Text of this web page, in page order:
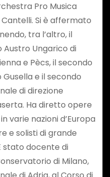
Pro Musica
Si è affermato
tra l’altro, il
Ungarico di
e Pècs, il secondo
e il secondo
di direzione
Ha diretto opere
varie nazioni d’Europa
e solisti di grande
stato docente di
di Milano,